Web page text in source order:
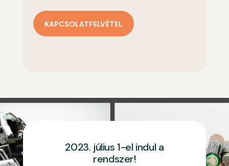
KAPCSOLATFELVÉTEL
2023. július 1-el indul a
rendszer!